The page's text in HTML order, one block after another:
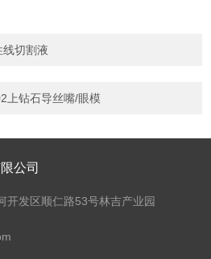
切割液
上钻石导丝嘴/眼模
公司
开发区顺仁路53号林吉产业园